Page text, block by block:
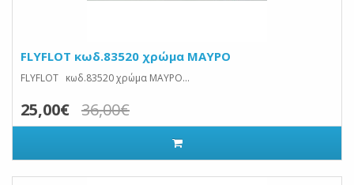
FLYFLOT κωδ.83520 χρώμα ΜΑΥΡΟ
FLYFLOT κωδ.83520 χρώμα ΜΑΥΡΟ...
25,00€ 36,00€